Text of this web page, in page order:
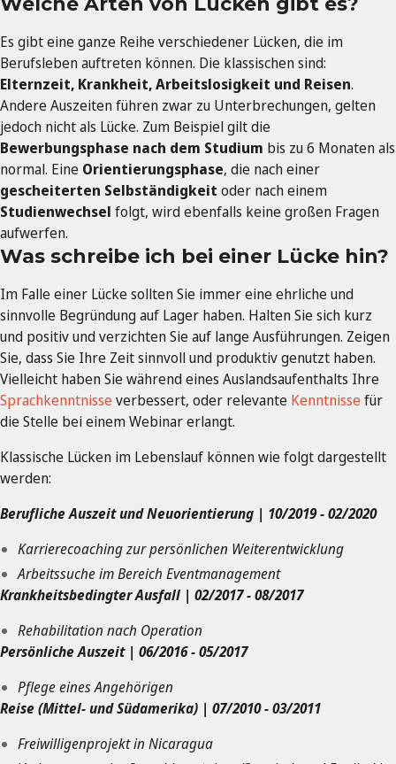
Es gibt eine ganze Reihe verschiedener Lücken, die im
Berufsleben auftreten können. Die klassischen sind:
Elternzeit, Krankheit, Arbeitslosigkeit und Reisen.
Andere Auszeiten führen zwar zu Unterbrechungen, gelten
jedoch nicht als Lücke. Zum Beispiel gilt die
Bewerbungsphase nach dem Studium bis zu 6 Monaten als
normal. Eine Orientierungsphase, die nach einer
gescheiterten Selbständigkeit oder nach einem
Studienwechsel folgt, wird ebenfalls keine großen Fragen
aufwerfen.
Was schreibe ich bei einer Lücke hin?
Im Falle einer Lücke sollten Sie immer eine ehrliche und
sinnvolle Begründung auf Lager haben. Halten Sie sich kurz
und positiv und verzichten Sie auf lange Ausführungen. Zeigen
Sie, dass Sie Ihre Zeit sinnvoll und produktiv genutzt haben.
Vielleicht haben Sie während eines Auslandsaufenthalts Ihre
Sprachkenntnisseverbessert, oder relevante Kenntnissefür
die Stelle bei einem Webinar erlangt.
Klassische Lücken im Lebenslauf können wie folgt dargestellt
werden:
Berufliche Auszeit und Neuorientierung | 10/2019 - 02/2020
Karrierecoaching zur persönlichen Weiterentwicklung
Arbeitssuche im Bereich Eventmanagement
Krankheitsbedingter Ausfall | 02/2017 - 08/2017
Rehabilitation nach Operation
Persönliche Auszeit | 06/2016 - 05/2017
Pflege eines Angehörigen
Reise (Mittel- und Südamerika) | 07/2010 - 03/2011
Freiwilligenprojekt in Nicaragua